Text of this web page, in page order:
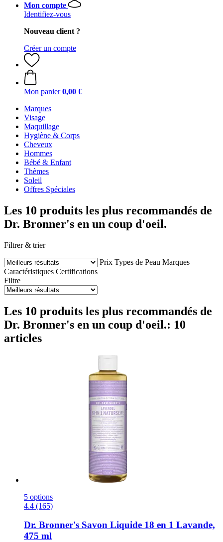
Mon compte
Identifiez-vous
Nouveau client ?
Créer un compte
Mon panier 0,00 €
Marques
Visage
Maquillage
Hygiène & Corps
Cheveux
Hommes
Bébé & Enfant
Thèmes
Soleil
Offres Spéciales
Les 10 produits les plus recommandés de
Dr. Bronner's en un coup d'oeil.
Filtrer & trier
Prix Types de Peau Marques
Caractéristiques Certifications
Filtre
Les 10 produits les plus recommandés de
Dr. Bronner's en un coup d'oeil.: 10
articles
5 options
4.4 (165)
Dr. Bronner's Savon Liquide 18 en 1 Lavande,
475 ml